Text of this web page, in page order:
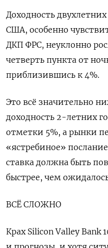
Доходность
США, особенно
ДКП ФРС, неуклонно
четверть пункта от
приблизившись к 4%.
Это всё значительно
доходность 2-летних
отметки 5%, а рынки
«ястребиное»
ставка должна быть
быстрее, чем
ВСЁ СЛОЖНО
Крах Silicon Valley Bank